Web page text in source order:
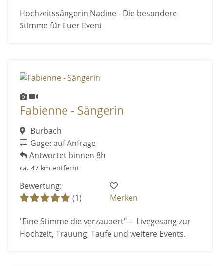
Hochzeitssängerin Nadine - Die besondere
Stimme für Euer Event
Fabienne - Sängerin
Burbach
Gage: auf Anfrage
Antwortet binnen 8h
ca. 47 km entfernt
Bewertung:
(1)
Merken
"Eine Stimme die verzaubert" – Livegesang zur
Hochzeit, Trauung, Taufe und weitere Events.